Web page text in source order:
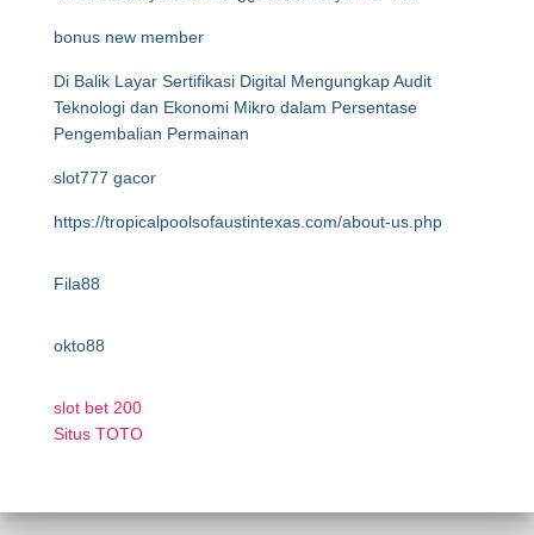
bonus new member
Di Balik Layar Sertifikasi Digital Mengungkap Audit
Teknologi dan Ekonomi Mikro dalam Persentase
Pengembalian Permainan
slot777 gacor
https://tropicalpoolsofaustintexas.com/about-us.php
Fila88
okto88
slot bet 200
Situs TOTO